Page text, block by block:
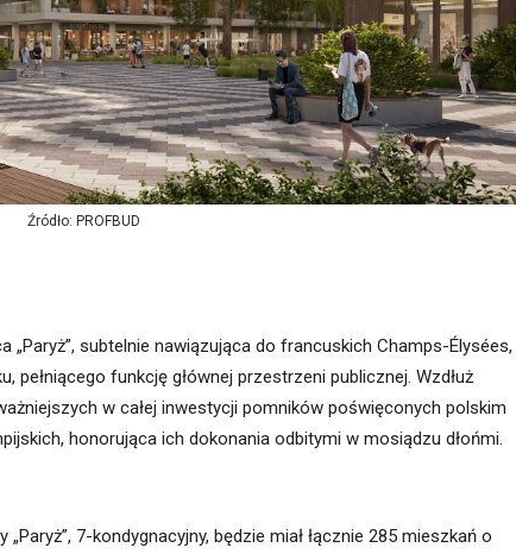
Źródło: PROFBUD
subtelnie nawiązująca do francuskich Champs-Élysées,
pełniącego funkcję głównej przestrzeni publicznej. Wzdłuż
w całej inwestycji pomników poświęconych polskim
honorująca ich dokonania odbitymi w mosiądzu dłońmi.
7-kondygnacyjny, będzie miał łącznie 285 mieszkań o